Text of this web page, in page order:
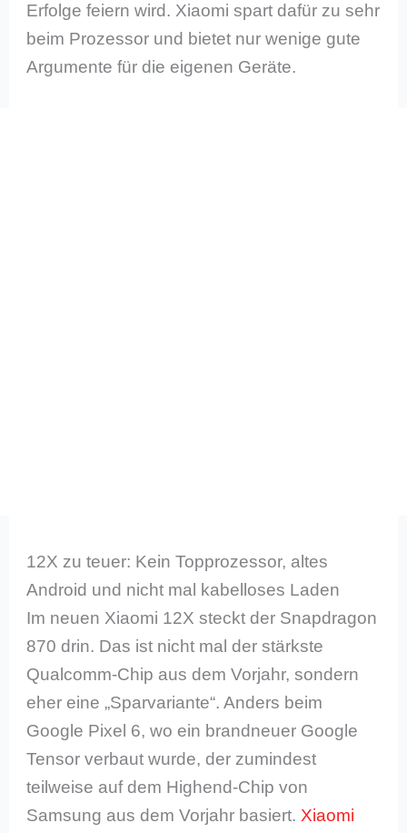
Erfolge feiern wird. Xiaomi spart dafür zu sehr
beim Prozessor und bietet nur wenige gute
Argumente für die eigenen Geräte.
12X zu teuer: Kein Topprozessor, altes
Android und nicht mal kabelloses Laden
Im neuen Xiaomi 12X steckt der Snapdragon
870 drin. Das ist nicht mal der stärkste
Qualcomm-Chip aus dem Vorjahr, sondern
eher eine „Sparvariante“. Anders beim
Google Pixel 6, wo ein brandneuer Google
Tensor verbaut wurde, der zumindest
teilweise auf dem Highend-Chip von
Samsung aus dem Vorjahr basiert.Xiaomi